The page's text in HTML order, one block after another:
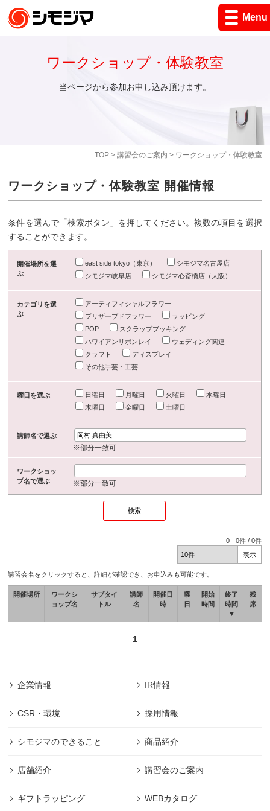
Menu
TOP> 講習会のご案内 > ワークショップ・体験教室
ワークショップ・体験教室
当ページから参加お申し込み頂けます。
ワークショップ・体験教室 開催情報
条件を選んで「検索ボタン」を押してください。複数の項目を選択
することができます。
開催場所を選
ぶ
east side tokyo（東京）
シモジマ名古屋店
シモジマ岐阜店
シモジマ心斎橋店（大阪）
カテゴリを選
ぶ
アーティフィシャルフラワー
プリザーブドフラワー
ラッピング
POP
スクラップブッキング
ハワイアンリボンレイ
ウェディング関連
クラフト
ディスプレイ
その他手芸・工芸
曜日を選ぶ 日曜日 月曜日 火曜日
水曜日
木曜日
金曜日 土曜日
講師名で選ぶ
※部分一致可
ワークショッ
プ名で選ぶ
※部分一致可
0 -0件 /0件
講習会名をクリックすると、詳細が確認でき、お申込みも可能です。
開催場所
ワークシ
ョップ名
サブタイ
トル
講師
名
開催日
時
曜
日
開始
時間
終了
時間
▼
残
席
1
企業情報 IR情報
CSR・環境 採用情報
シモジマのできること 商品紹介
店舗紹介 講習会のご案内
ギフトラッピング WEBカタログ